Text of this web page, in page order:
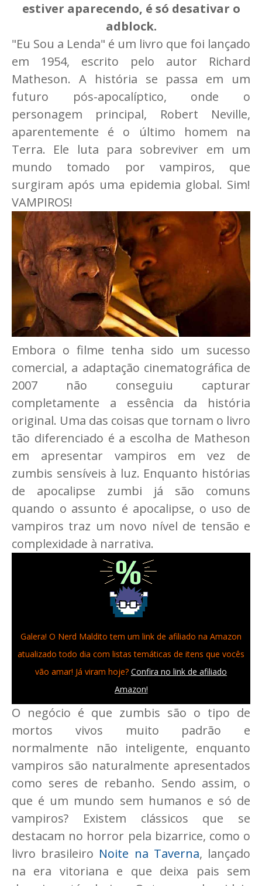
estiver aparecendo, é só desativar o
adblock.
"Eu Sou a Lenda" é um livro que foi lançado
em 1954, escrito pelo autor Richard
Matheson. A história se passa em um
futuro pós-apocalíptico, onde o
personagem principal, Robert Neville,
aparentemente é o último homem na
Terra. Ele luta para sobreviver em um
mundo tomado por vampiros, que
surgiram após uma epidemia global. Sim!
VAMPIROS!
Embora o filme tenha sido um sucesso
comercial, a adaptação cinematográfica de
2007 não conseguiu capturar
completamente a essência da história
original. Uma das coisas que tornam o livro
tão diferenciado é a escolha de Matheson
em apresentar vampiros em vez de
zumbis sensíveis à luz. Enquanto histórias
de apocalipse zumbi já são comuns
quando o assunto é apocalipse, o uso de
vampiros traz um novo nível de tensão e
complexidade à narrativa.
Galera! O Nerd Maldito tem um link de afiliado na Amazon
atualizado todo dia com listas temáticas de itens que vocês
vão amar! Já viram hoje? Confira no link de afiliado
Amazon!
O negócio é que zumbis são o tipo de
mortos vivos muito padrão e
normalmente não inteligente, enquanto
vampiros são naturalmente apresentados
como seres de rebanho. Sendo assim, o
que é um mundo sem humanos e só de
vampiros? Existem clássicos que se
destacam no horror pela bizarrice, como o
livro brasileiro Noite na Taverna, lançado
na era vitoriana e que deixa pais sem